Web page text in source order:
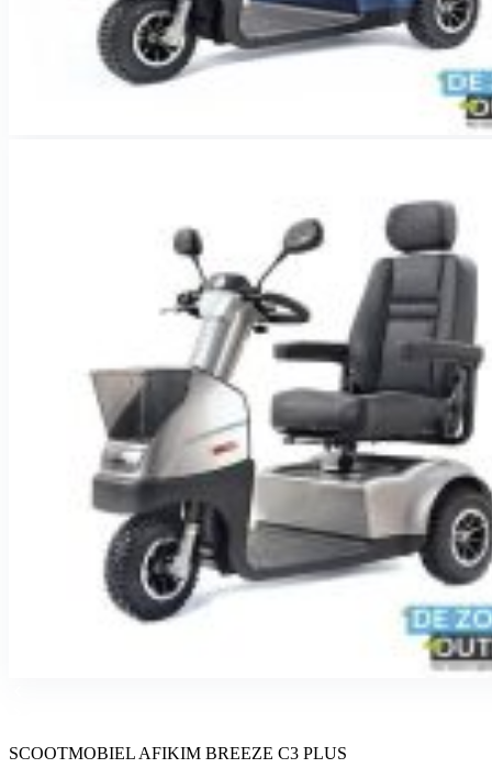
SCOOTMOBIEL AFIKIM BREEZE C3 PLUS